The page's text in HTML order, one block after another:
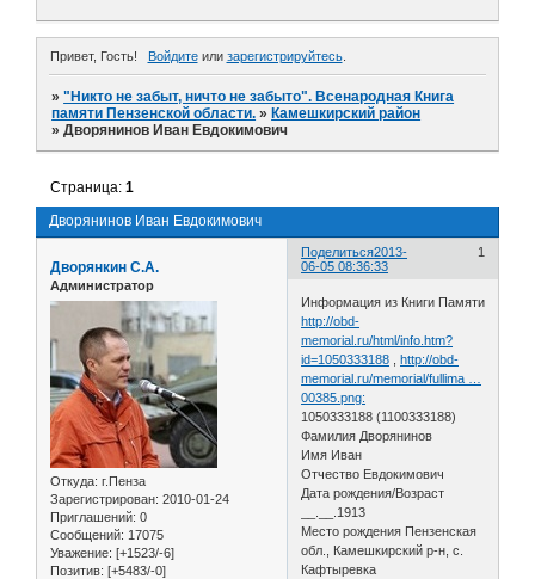
Привет, Гость! Войдитеили зарегистрируйтесь.
»"Никто не забыт, ничто не забыто". Всенародная Книга
памяти Пензенской области. » Камешкирский район
»Дворянинов Иван Евдокимович
Дворянинов Иван Евдокимович
Страница:1
Поделиться 1
2013-
06-05 08:36:33
Дворянкин С.А.
Администратор
Откуда: г.Пенза
Зарегистрирован: 2010-01-24
Приглашений: 0
Сообщений: 17075
Уважение: [+1523/-6]
Позитив: [+5483/-0]
Информация из Книги Памяти
http://obd-
memorial.ru/html/info.htm?
id=1050333188 ,http://obd-
memorial.ru/memorial/fullima …
00385.png:
1050333188 (1100333188)
Фамилия Дворянинов
Имя Иван
Отчество Евдокимович
Дата рождения/Возраст
__.__.1913
Место рождения Пензенская
обл., Камешкирский р-н, с.
Кафтыревка